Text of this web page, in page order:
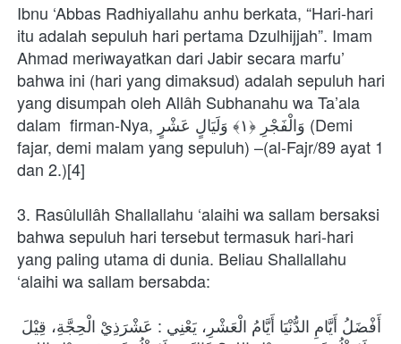
Ibnu ‘Abbas Radhiyallahu anhu berkata, “Hari-hari
itu adalah sepuluh hari pertama Dzulhijjah”. Imam
Ahmad meriwayatkan dari Jabir secara marfu’
bahwa ini (hari yang dimaksud) adalah sepuluh hari
yang disumpah oleh Allâh Subhanahu wa Ta’ala
dalam  firman-Nya, وَالْفَجْرِ ﴿١﴾ وَلَيَالٍ عَشْرٍ (Demi
fajar, demi malam yang sepuluh) –(al-Fajr/89 ayat 1
dan 2.)[4]
3. Rasûlullâh Shallallahu ‘alaihi wa sallam bersaksi
bahwa sepuluh hari tersebut termasuk hari-hari
yang paling utama di dunia. Beliau Shallallahu
‘alaihi wa sallam bersabda: